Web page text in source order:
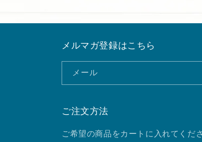
メルマガ登録はこちら
メール
ご注文方法
ご希望の商品をカートに入れてくださ